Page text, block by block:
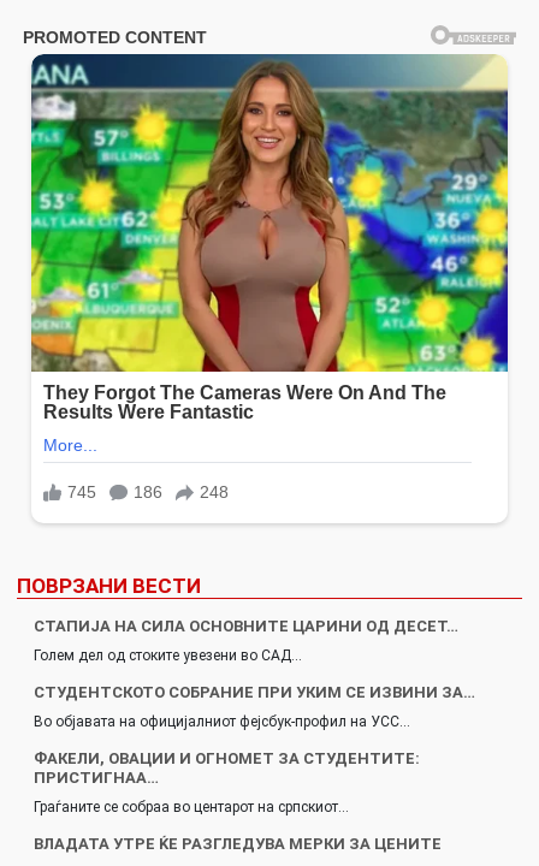
ПОВРЗАНИ ВЕСТИ
СТАПИЈА НА СИЛА ОСНОВНИТЕ ЦАРИНИ ОД ДЕСЕТ…
Голем дел од стоките увезени во САД…
СТУДЕНТСКОТО СОБРАНИЕ ПРИ УКИМ СЕ ИЗВИНИ ЗА…
Во објавата на официјалниот фејсбук-профил на УСС…
ФАКЕЛИ, ОВАЦИИ И ОГНОМЕТ ЗА СТУДЕНТИТЕ:
ПРИСТИГНАА…
Граѓаните се собраа во центарот на српскиот…
ВЛАДАТА УТРЕ ЌЕ РАЗГЛЕДУВА МЕРКИ ЗА ЦЕНИТЕ